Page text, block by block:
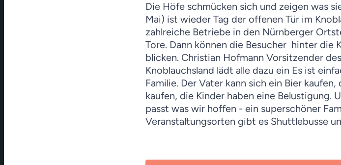
Die Höfe schmücken sich und zeigen was
Mai) ist wieder Tag der offenen Tür im
zahlreiche Betriebe in den Nürnberger
Tore. Dann können die Besucher hinter die
blicken. Christian Hofmann Vorsitzender
Knoblauchsland lädt alle dazu ein Es ist
Familie. Der Vater kann sich ein Bier
kaufen, die Kinder haben eine Belustigung.
passt was wir hoffen - ein superschöner
Veranstaltungsorten gibt es Shuttlebusse